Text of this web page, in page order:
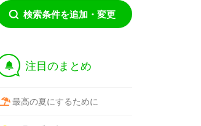
検索条件を追加・変更
† 注目のまとめ
最高の夏にするために